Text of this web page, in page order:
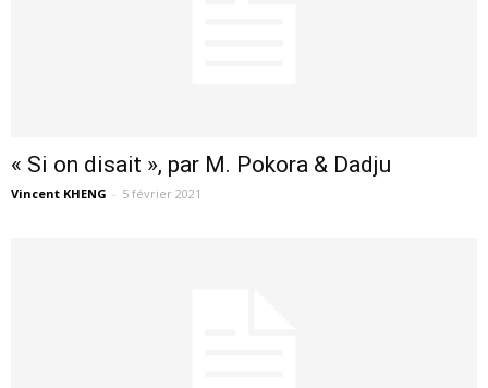
« Si on disait », par M. Pokora & Dadju
Vincent KHENG - 5 février 2021